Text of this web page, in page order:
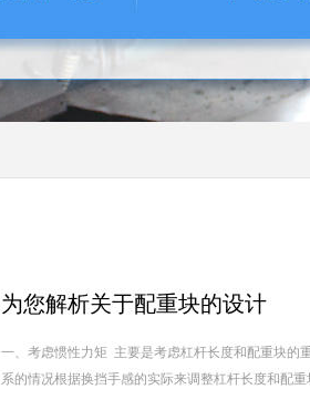
为您解析关于配重块的设计
一、考虑惯性力矩 主要是考虑杠杆长度和配重块的
系的情况根据换挡手感的实际来调整杠杆长度和配